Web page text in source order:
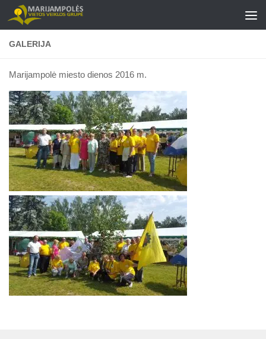
Skip to content
GALERIJA
Marijampolė miesto dienos 2016 m.